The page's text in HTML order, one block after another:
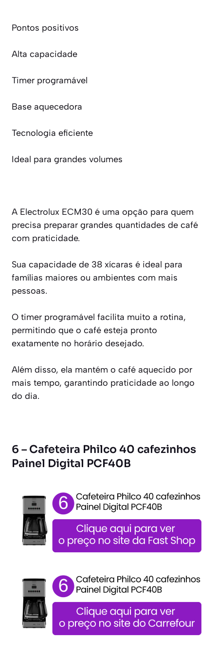
Pontos positivos
Alta capacidade
Timer programável
Base aquecedora
Tecnologia eficiente
Ideal para grandes volumes
A Electrolux ECM30 é uma opção para quem
precisa preparar grandes quantidades de café
com praticidade.
Sua capacidade de 38 xícaras é ideal para
famílias maiores ou ambientes com mais
pessoas.
O timer programável facilita muito a rotina,
permitindo que o café esteja pronto
exatamente no horário desejado.
Além disso, ela mantém o café aquecido por
mais tempo, garantindo praticidade ao longo
do dia.
6 – Cafeteira Philco 40 cafezinhos
Painel Digital PCF40B